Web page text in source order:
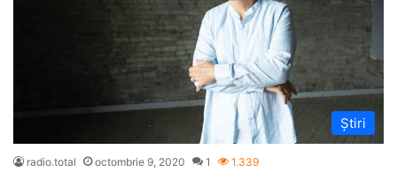
Știri
radio.total octombrie 9, 2020 1 1.339